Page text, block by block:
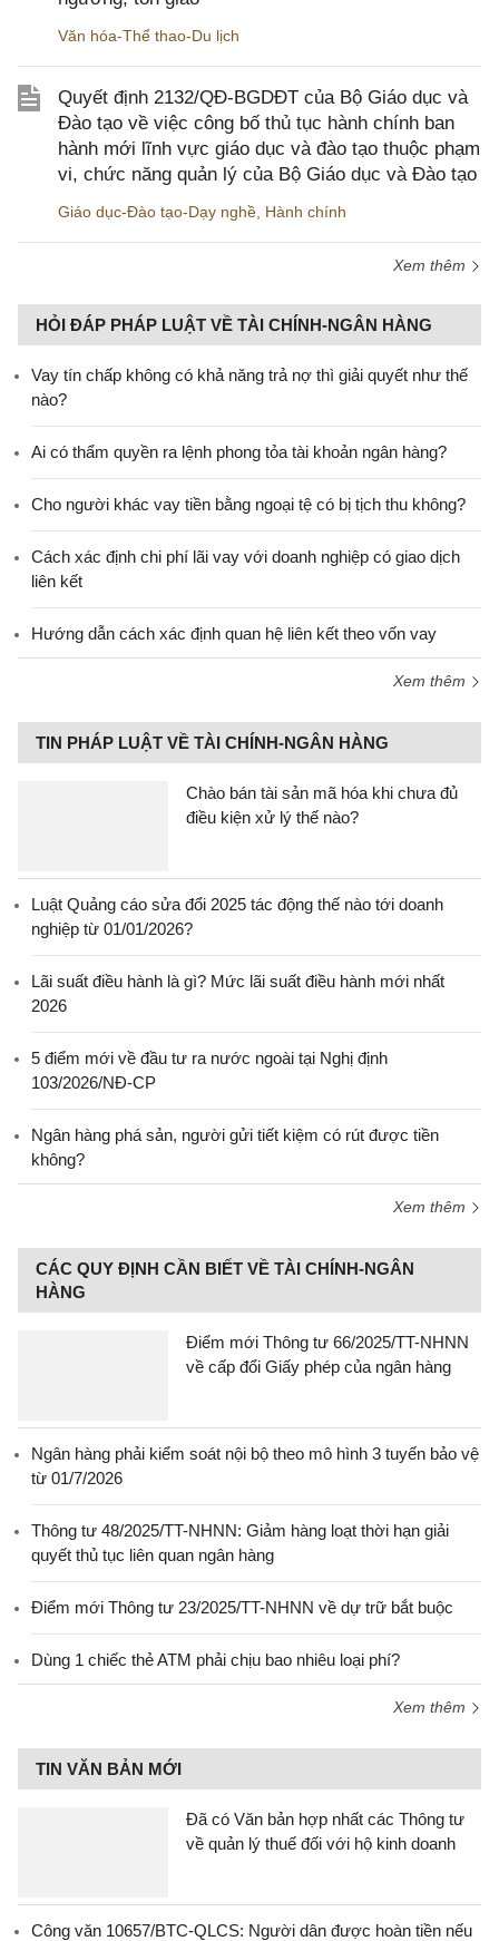
Văn hóa-Thể thao-Du lịch
Quyết định 2132/QĐ-BGDĐT của Bộ Giáo dục và
Đào tạo về việc công bố thủ tục hành chính ban
hành mới lĩnh vực giáo dục và đào tạo thuộc phạm
vi, chức năng quản lý của Bộ Giáo dục và Đào tạo
Giáo dục-Đào tạo-Dạy nghề Hành chính
Xem thêm
HỎI ĐÁP PHÁP LUẬT VỀ TÀI CHÍNH-NGÂN HÀNG
Vay tín chấp không có khả năng trả nợ thì giải quyết như thế
nào?
Ai có thẩm quyền ra lệnh phong tỏa tài khoản ngân hàng?
Cho người khác vay tiền bằng ngoại tệ có bị tịch thu không?
Cách xác định chi phí lãi vay với doanh nghiệp có giao dịch
liên kết
Hướng dẫn cách xác định quan hệ liên kết theo vốn vay
Xem thêm
TIN PHÁP LUẬT VỀ TÀI CHÍNH-NGÂN HÀNG
Chào bán tài sản mã hóa khi chưa đủ
điều kiện xử lý thế nào?
Luật Quảng cáo sửa đổi 2025 tác động thế nào tới doanh
nghiệp từ 01/01/2026?
Lãi suất điều hành là gì? Mức lãi suất điều hành mới nhất
2026
5 điểm mới về đầu tư ra nước ngoài tại Nghị định
103/2026/NĐ-CP
Ngân hàng phá sản, người gửi tiết kiệm có rút được tiền
không?
Xem thêm
CÁC QUY ĐỊNH CẦN BIẾT VỀ TÀI CHÍNH-NGÂN
HÀNG
Điểm mới Thông tư 66/2025/TT-NHNN
về cấp đổi Giấy phép của ngân hàng
Ngân hàng phải kiểm soát nội bộ theo mô hình 3 tuyến bảo vệ
từ 01/7/2026
Thông tư 48/2025/TT-NHNN: Giảm hàng loạt thời hạn giải
quyết thủ tục liên quan ngân hàng
Điểm mới Thông tư 23/2025/TT-NHNN về dự trữ bắt buộc
Dùng 1 chiếc thẻ ATM phải chịu bao nhiêu loại phí?
Xem thêm
TIN VĂN BẢN MỚI
Đã có Văn bản hợp nhất các Thông tư
về quản lý thuế đối với hộ kinh doanh
Công văn 10657/BTC-QLCS: Người dân được hoàn tiền nếu